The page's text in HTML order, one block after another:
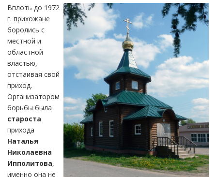
Вплоть до 1972
г. прихожане
боролись с
местной и
областной
властью,
отстаивая свой
приход.
Организатором
борьбы была
староста
прихода
Наталья
Николаевна
Ипполитова,
именно она не